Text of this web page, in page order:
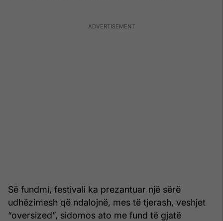
Së fundmi, festivali ka prezantuar një sërë
udhëzimesh që ndalojnë, mes të tjerash, veshjet
“oversized”, sidomos ato me fund të gjatë